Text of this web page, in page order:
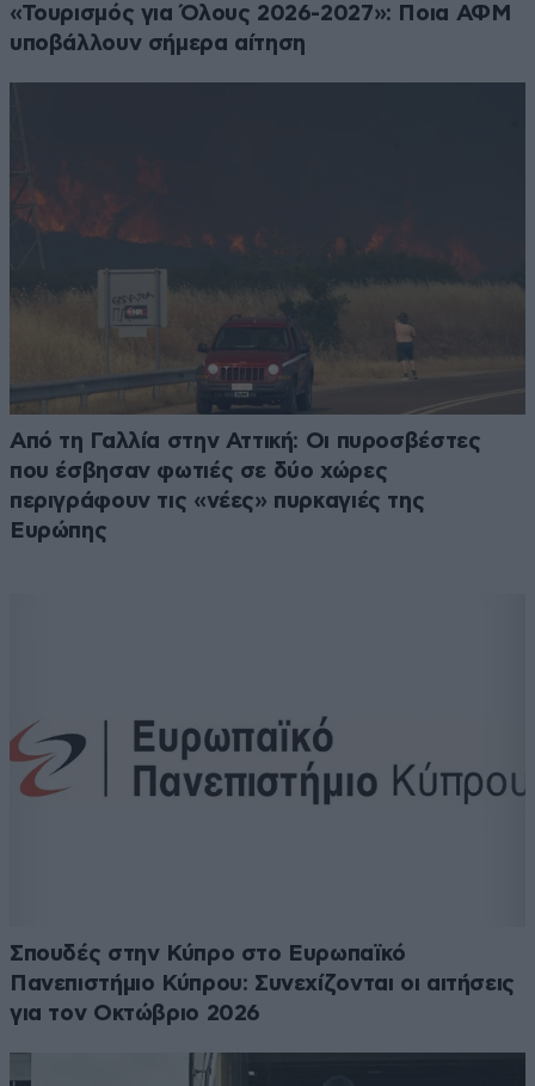
«Τουρισμός για Όλους 2026-2027»: Ποια ΑΦΜ
υποβάλλουν σήμερα αίτηση
Από τη Γαλλία στην Αττική: Οι πυροσβέστες
που έσβησαν φωτιές σε δύο χώρες
περιγράφουν τις «νέες» πυρκαγιές της
Ευρώπης
Σπουδές στην Κύπρο στο Ευρωπαϊκό
Πανεπιστήμιο Κύπρου: Συνεχίζονται οι αιτήσεις
για τον Οκτώβριο 2026